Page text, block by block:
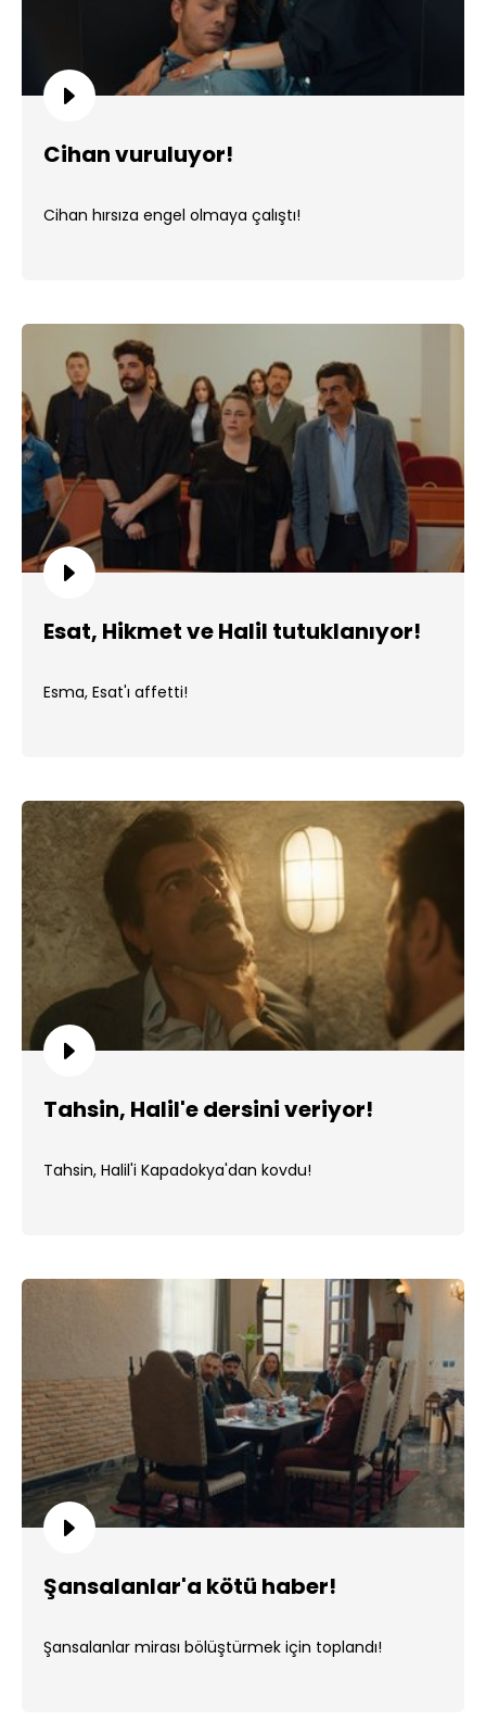
Cihan vuruluyor!
Cihan hırsıza engel olmaya çalıştı!
Esat, Hikmet ve Halil tutuklanıyor!
Esma, Esat'ı affetti!
Tahsin, Halil'e dersini veriyor!
Tahsin, Halil'i Kapadokya'dan kovdu!
Şansalanlar'a kötü haber!
Şansalanlar mirası bölüştürmek için toplandı!